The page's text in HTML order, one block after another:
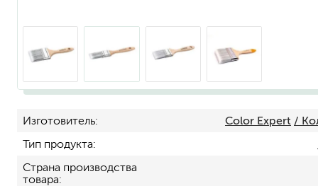
яхтные
для бетона и камня
масла для террас и
Изготовитель Color Expert /
Тип продукта
Страна производства
товара